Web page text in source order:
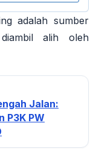
adalah sumber
diambil alih oleh
Jalan:
P3K PW